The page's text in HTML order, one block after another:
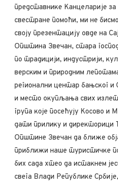
представнике Канцеларије
свестране помоћи, ми не
своју презентацију овде на
Општина Звечан, стара
по традицији, индустрији,
верским и природним
регионални центар бањског и
и место окупљања свих
група које посећују Косово и
дати прилику и директорици
Општине Звечан да ближе
приближи наше туристичке
бих сада хтео да истакнем
свега Влади Републике